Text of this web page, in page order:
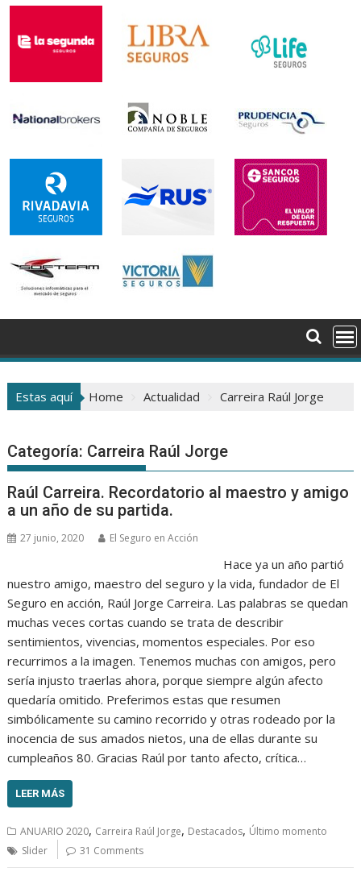
Estas aquí Home Actualidad Carreira Raúl Jorge
Categoría: Carreira Raúl Jorge
Raúl Carreira. Recordatorio al maestro y amigo
a un año de su partida.
27 junio, 2020 El Seguro en Acción
Hace ya un año partió
nuestro amigo, maestro del seguro y la vida, fundador de El
Seguro en acción, Raúl Jorge Carreira. Las palabras se quedan
muchas veces cortas cuando se trata de describir
sentimientos, vivencias, momentos especiales. Por eso
recurrimos a la imagen. Tenemos muchas con amigos, pero
sería injusto traerlas ahora, porque siempre algún afecto
quedaría omitido. Preferimos estas que resumen
simbólicamente su camino recorrido y otras rodeado por la
inocencia de sus amados nietos, una de ellas durante su
cumpleaños 80. Gracias Raúl por tanto afecto, crítica…
LEER MÁS
ANUARIO 2020, Carreira Raúl Jorge, Destacados, Último momento
Slider
31 Comments